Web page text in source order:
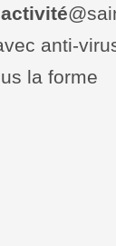
activité
anti-
la forme